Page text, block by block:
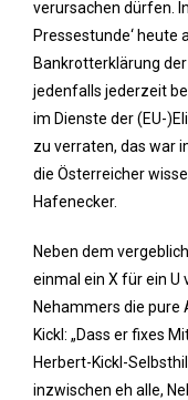
verursachen dürfen.
Pressestunde‘ heute
Bankrotterklärung
jedenfalls jederzeit
im Dienste der (EU-
zu verraten, das war
die Österreicher
Hafenecker.
Neben dem
einmal ein X für ein
Nehammers die pure
Kickl: „Dass er fixes
Herbert-Kickl-
inzwischen eh alle,